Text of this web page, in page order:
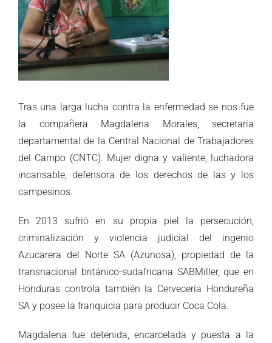
Tras una larga lucha contra la enfermedad se nos fue
la compañera Magdalena Morales, secretaria
departamental de la Central Nacional de Trabajadores
del Campo (CNTC). Mujer digna y valiente, luchadora
incansable, defensora de los derechos de las y los
campesinos.
En 2013 sufrió en su propia piel la persecución,
criminalización y violencia judicial del ingenio
Azucarera del Norte SA (Azunosa), propiedad de la
transnacional británico-sudafricana SABMiller, que en
Honduras controla también la Cervecería Hondureña
SA y posee la franquicia para producir Coca Cola.
Magdalena fue detenida, encarcelada y puesta a la